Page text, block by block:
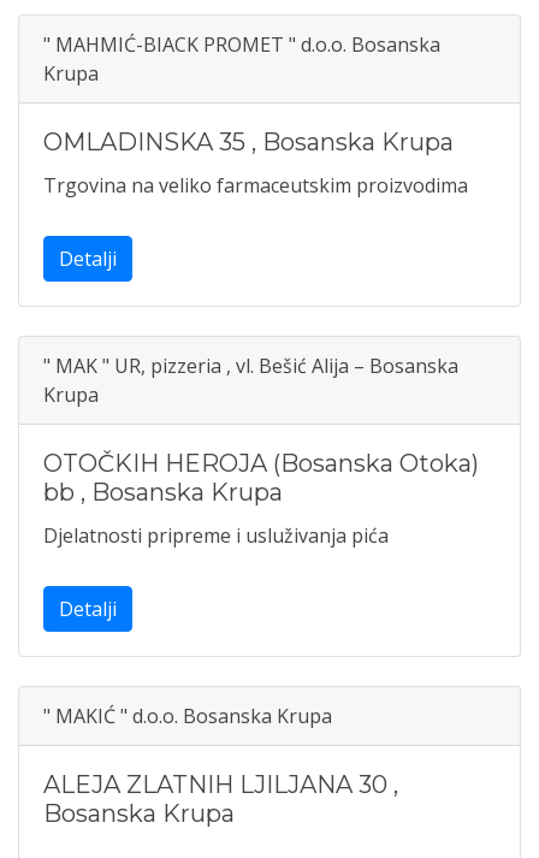
" MAHMIĆ-BIACK PROMET " d.o.o. Bosanska
Krupa
OMLADINSKA 35 , Bosanska Krupa
Trgovina na veliko farmaceutskim proizvodima
Detalji
" MAK " UR, pizzeria , vl. Bešić Alija – Bosanska
Krupa
OTOČKIH HEROJA (Bosanska Otoka)
bb , Bosanska Krupa
Djelatnosti pripreme i usluživanja pića
Detalji
" MAKIĆ " d.o.o. Bosanska Krupa
ALEJA ZLATNIH LJILJANA 30 ,
Bosanska Krupa